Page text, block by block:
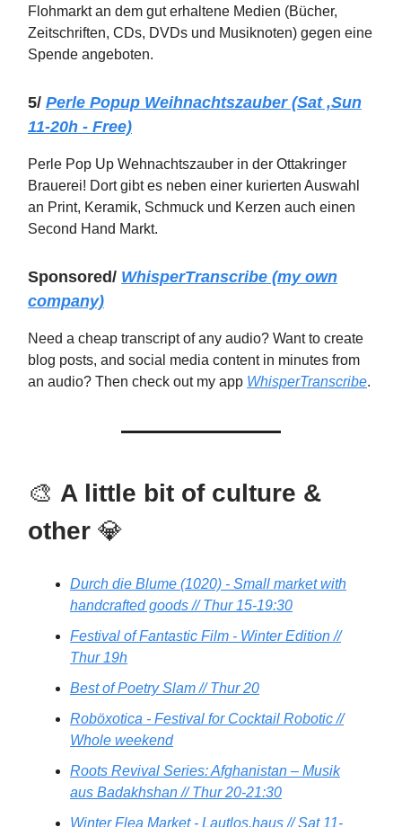
Flohmarkt an dem gut erhaltene Medien (Bücher,
Zeitschriften, CDs, DVDs und Musiknoten) gegen eine
Spende angeboten.
5/ Perle Popup Weihnachtszauber (Sat ,Sun
11-20h - Free)
Perle Pop Up Wehnachtszauber in der Ottakringer
Brauerei! Dort gibt es neben einer kurierten Auswahl
an Print, Keramik, Schmuck und Kerzen auch einen
Second Hand Markt.
Sponsored/ WhisperTranscribe (my own
company)
Need a cheap transcript of any audio? Want to create
blog posts, and social media content in minutes from
an audio? Then check out my app WhisperTranscribe.
🎨 A little bit of culture &
other 💎
Durch die Blume (1020) - Small market with
handcrafted goods // Thur 15-19:30
Festival of Fantastic Film - Winter Edition //
Thur 19h
Best of Poetry Slam // Thur 20
Roböxotica - Festival for Cocktail Robotic //
Whole weekend
Roots Revival Series: Afghanistan – Musik
aus Badakhshan // Thur 20-21:30
Winter Flea Market - Lautlos.haus // Sat 11-